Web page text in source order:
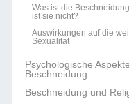
Was ist die
ist sie nicht?
Auswirkungen auf die
Sexualität
Psychologische
Beschneidung
Beschneidung und